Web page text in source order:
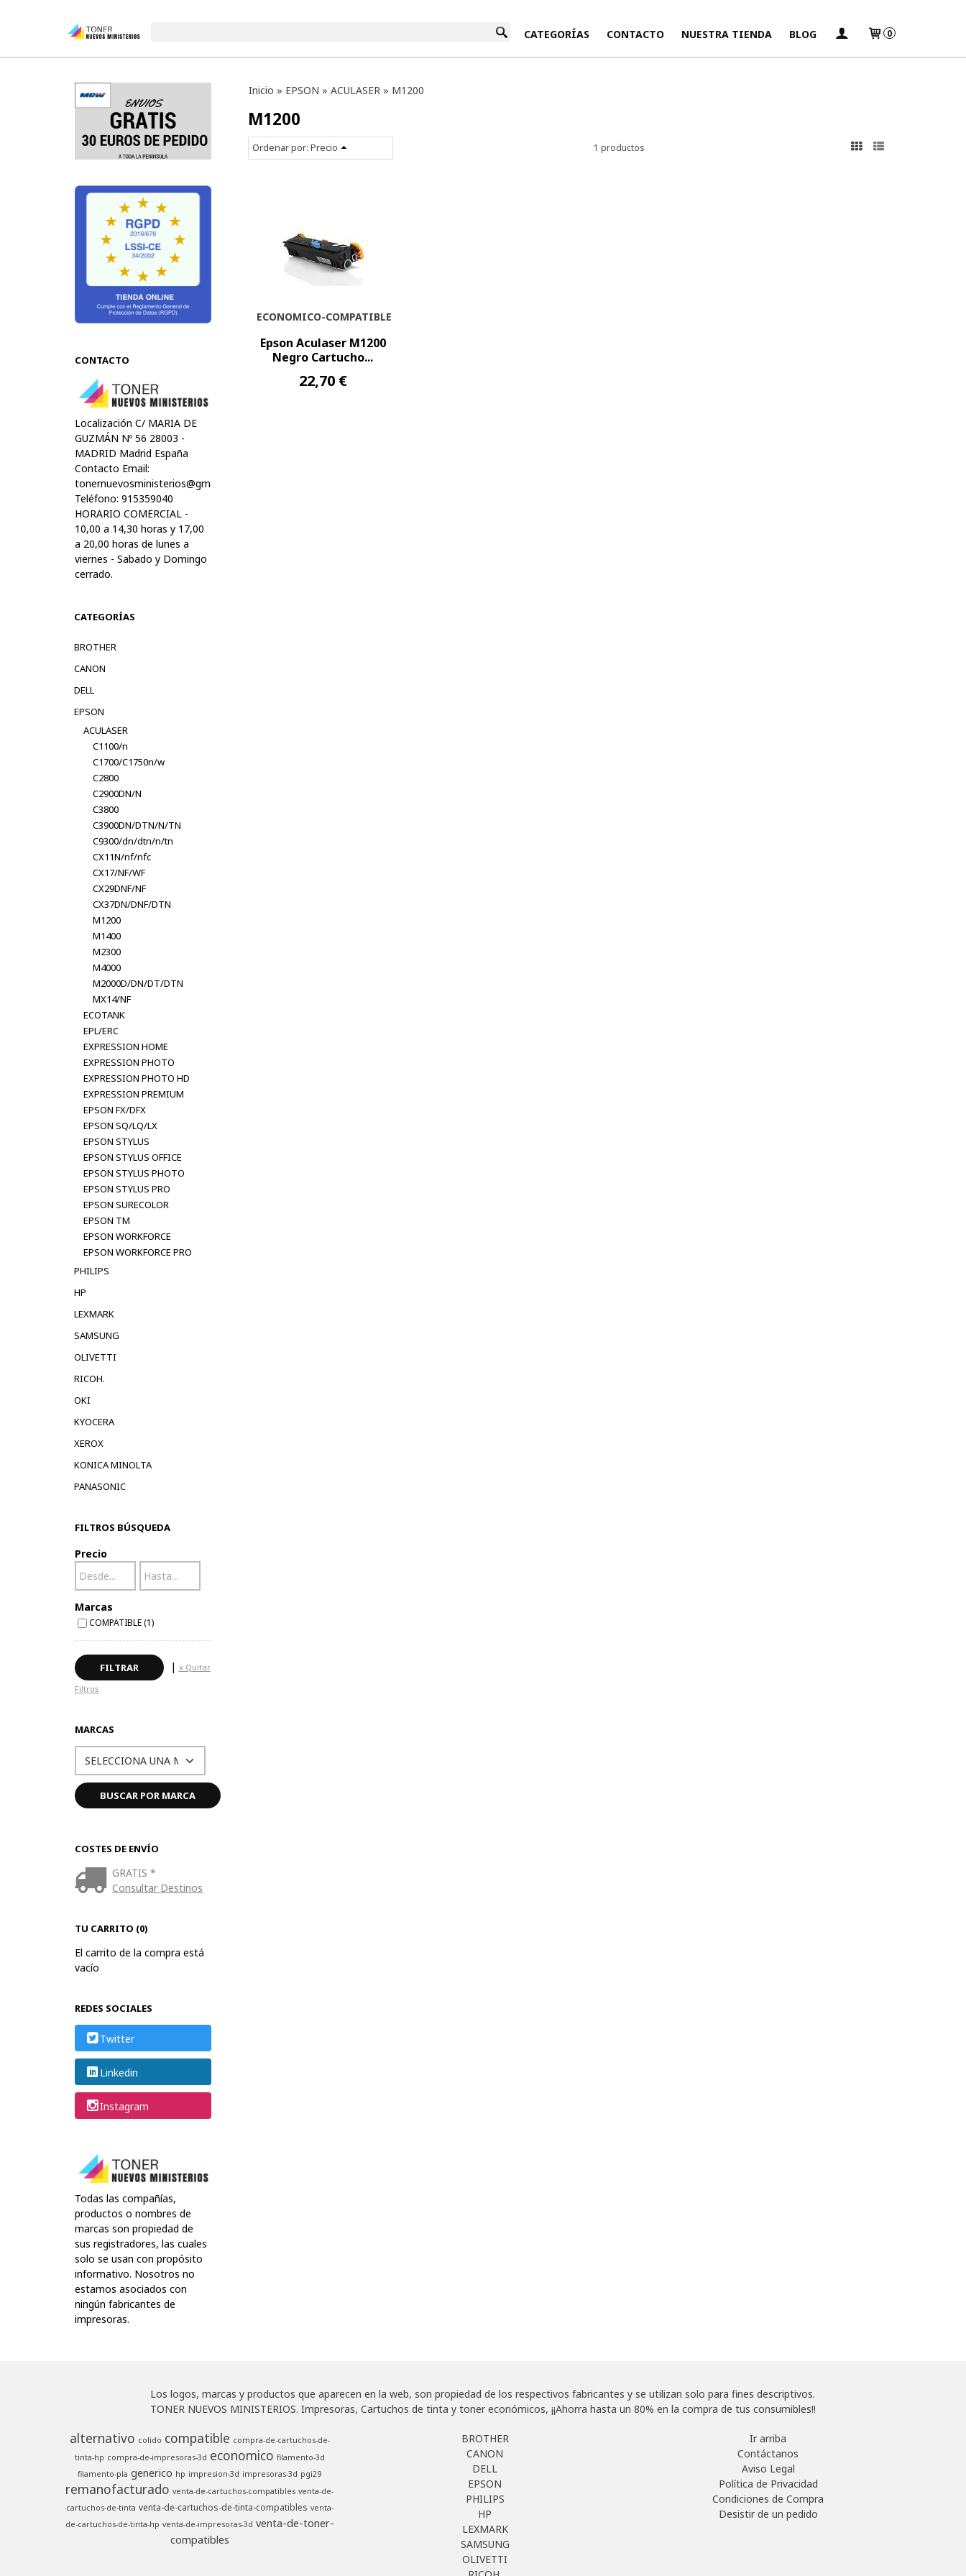
INICIO CATEGORÍAS CONTACTO NUESTRA TIENDA BLOG 0
CONTACTO
Localización C/ MARIA DE
GUZMÁN Nº 56 28003 -
MADRID Madrid España
Contacto Email:
tonernuevosministerios@gmail.com
Teléfono: 915359040
HORARIO COMERCIAL -
10,00 a 14,30 horas y 17,00
a 20,00 horas de lunes a
viernes - Sabado y Domingo
cerrado.
CATEGORÍAS
BROTHER
CANON
DELL
EPSON
ACULASER
C1100/n
C1700/C1750n/w
C2800
C2900DN/N
C3800
C3900DN/DTN/N/TN
C9300/dn/dtn/n/tn
CX11N/nf/nfc
CX17/NF/WF
CX29DNF/NF
CX37DN/DNF/DTN
M1200
M1400
M2300
M4000
M2000D/DN/DT/DTN
MX14/NF
ECOTANK
EPL/ERC
EXPRESSION HOME
EXPRESSION PHOTO
EXPRESSION PHOTO HD
EXPRESSION PREMIUM
EPSON FX/DFX
EPSON SQ/LQ/LX
EPSON STYLUS
EPSON STYLUS OFFICE
EPSON STYLUS PHOTO
EPSON STYLUS PRO
EPSON SURECOLOR
EPSON TM
EPSON WORKFORCE
EPSON WORKFORCE PRO
PHILIPS
HP
LEXMARK
SAMSUNG
OLIVETTI
RICOH.
OKI
KYOCERA
XEROX
KONICA MINOLTA
PANASONIC
FILTROS BÚSQUEDA
Precio
Marcas
COMPATIBLE (1)
| x Quitar
Filtros
MARCAS
COSTES DE ENVÍO
GRATIS *
Consultar Destinos
TU CARRITO (0)
El carrito de la compra está
vacío
REDES SOCIALES
Twitter
Linkedin
Instagram
Todas las compañías,
productos o nombres de
marcas son propiedad de
sus registradores, las cuales
solo se usan con propósito
informativo. Nosotros no
estamos asociados con
ningún fabricantes de
impresoras.
Inicio » EPSON » ACULASER» M1200
M1200
Ordenar por: Precio 1 productos
ECONOMICO-COMPATIBLE
Epson Aculaser M1200
Negro Cartucho...
22,70 €
Los logos, marcas y productos que aparecen en la web, son propiedad de los respectivos fabricantes y se utilizan solo para fines descriptivos.
TONER NUEVOS MINISTERIOS. Impresoras, Cartuchos de tinta y toner económicos, ¡¡Ahorra hasta un 80% en la compra de tus consumibles!!
alternativo colido compatible compra-de-cartuchos-de-
tinta-hp compra-de-impresoras-3d economico filamento-3d
filamento-pla generico hp impresion-3d impresoras-3d pgi29
remanofacturado venta-de-cartuchos-compatibles venta-de-
cartuchos-de-tinta venta-de-cartuchos-de-tinta-compatibles venta-
de-cartuchos-de-tinta-hp venta-de-impresoras-3d venta-de-toner-
compatibles
BROTHER
CANON
DELL
EPSON
PHILIPS
HP
LEXMARK
SAMSUNG
OLIVETTI
Ir arriba
Contáctanos
Aviso Legal
Política de Privacidad
Condiciones de Compra
Desistir de un pedido